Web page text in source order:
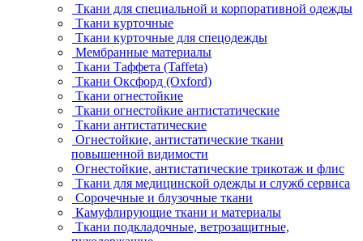
Ткани для специальной и корпоративной одежды
Ткани курточные
Ткани курточные для спецодежды
Мембранные материалы
Ткани Таффета (Taffeta)
Ткани Оксфорд (Oxford)
Ткани огнестойкие
Ткани огнестойкие антистатические
Ткани антистатические
Огнестойкие, антистатические ткани
повышенной видимости
Огнестойкие, антистатические трикотаж и флис
Ткани для медицинской одежды и служб сервиса
Сорочечные и блузочные ткани
Камуфлирующие ткани и материалы
Ткани подкладочные, ветрозащитные,